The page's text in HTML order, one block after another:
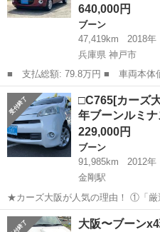
640,000円
ブーン
47,419km
2018年
兵庫県 神戸市
■ 支払総額: 79.8万円 ■ 車両本体価格： 640,000 円 ■ メーカー
名： ダイハツ ■ 車種名： ブ
ＳＡＩＩＩ ドライブレコーダ
Ｖ クリアラ...
兵庫 神戸市 ブーン
□C765[カーズ
年ブーンルミ
229,000円
ブーン
91,985km
2012年
金剛駅
★カーズ大阪が人気の理由！ ①「厳
仕入れています！ ②最低限の利益
格設定」！ ③自社スタッフが、「
大阪 大阪狭山市 金剛駅
大阪〜ブーン